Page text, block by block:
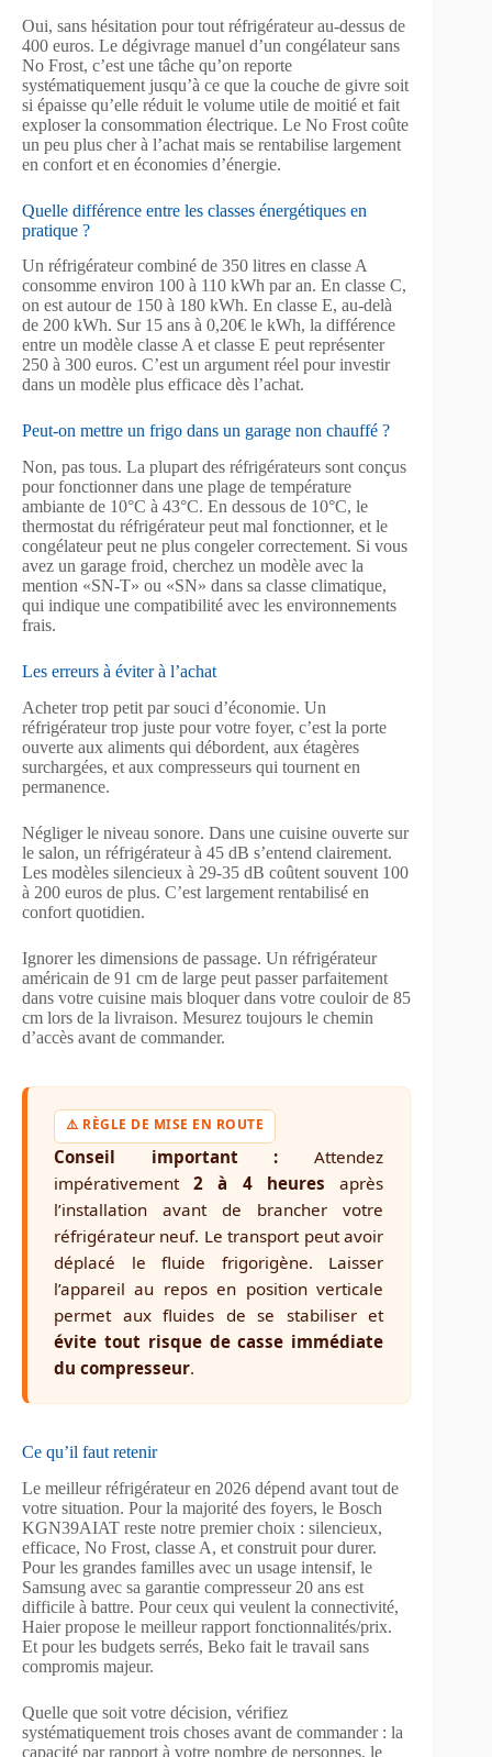
Oui, sans hésitation pour tout réfrigérateur au-dessus de
400 euros. Le dégivrage manuel d’un congélateur sans
No Frost, c’est une tâche qu’on reporte
systématiquement jusqu’à ce que la couche de givre soit
si épaisse qu’elle réduit le volume utile de moitié et fait
exploser la consommation électrique. Le No Frost coûte
un peu plus cher à l’achat mais se rentabilise largement
en confort et en économies d’énergie.
Quelle différence entre les classes énergétiques en
pratique ?
Un réfrigérateur combiné de 350 litres en classe A
consomme environ 100 à 110 kWh par an. En classe C,
on est autour de 150 à 180 kWh. En classe E, au-delà
de 200 kWh. Sur 15 ans à 0,20€ le kWh, la différence
entre un modèle classe A et classe E peut représenter
250 à 300 euros. C’est un argument réel pour investir
dans un modèle plus efficace dès l’achat.
Peut-on mettre un frigo dans un garage non chauffé ?
Non, pas tous. La plupart des réfrigérateurs sont conçus
pour fonctionner dans une plage de température
ambiante de 10°C à 43°C. En dessous de 10°C, le
thermostat du réfrigérateur peut mal fonctionner, et le
congélateur peut ne plus congeler correctement. Si vous
avez un garage froid, cherchez un modèle avec la
mention «SN-T» ou «SN» dans sa classe climatique,
qui indique une compatibilité avec les environnements
frais.
Les erreurs à éviter à l’achat
Acheter trop petit par souci d’économie. Un
réfrigérateur trop juste pour votre foyer, c’est la porte
ouverte aux aliments qui débordent, aux étagères
surchargées, et aux compresseurs qui tournent en
permanence.
Négliger le niveau sonore. Dans une cuisine ouverte sur
le salon, un réfrigérateur à 45 dB s’entend clairement.
Les modèles silencieux à 29-35 dB coûtent souvent 100
à 200 euros de plus. C’est largement rentabilisé en
confort quotidien.
Ignorer les dimensions de passage. Un réfrigérateur
américain de 91 cm de large peut passer parfaitement
dans votre cuisine mais bloquer dans votre couloir de 85
cm lors de la livraison. Mesurez toujours le chemin
d’accès avant de commander.
⚠️ RÈGLE DE MISE EN ROUTE
Conseil important : Attendez
impérativement2 à 4 heures après
l’installation avant de brancher votre
réfrigérateur neuf. Le transport peut avoir
déplacé le fluide frigorigène. Laisser
l’appareil au repos en position verticale
permet aux fluides de se stabiliser et
évite tout risque de casse immédiate
du compresseur.
Ce qu’il faut retenir
Le meilleur réfrigérateur en 2026 dépend avant tout de
votre situation. Pour la majorité des foyers, le Bosch
KGN39AIAT reste notre premier choix : silencieux,
efficace, No Frost, classe A, et construit pour durer.
Pour les grandes familles avec un usage intensif, le
Samsung avec sa garantie compresseur 20 ans est
difficile à battre. Pour ceux qui veulent la connectivité,
Haier propose le meilleur rapport fonctionnalités/prix.
Et pour les budgets serrés, Beko fait le travail sans
compromis majeur.
Quelle que soit votre décision, vérifiez
systématiquement trois choses avant de commander : la
capacité par rapport à votre nombre de personnes, le